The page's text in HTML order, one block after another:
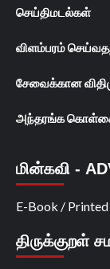
செய்திமடல்கள்
விளம்பரம்
சேவைக்கான
அந்தரங்க
மின்கவி -
E-Book /
திருக்குறள்